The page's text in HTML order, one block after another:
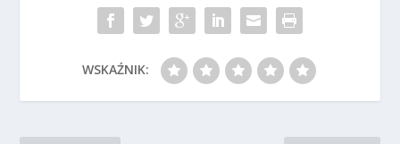
WSKAŹNIK: